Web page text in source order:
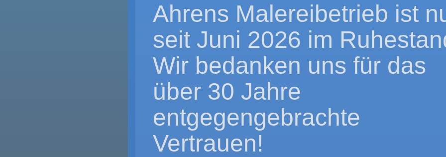
Ahrens Malereibetrieb ist
seit Juni 2026 im
Wir bedanken uns für das
über 30 Jahre
entgegengebrachte
Vertrauen!